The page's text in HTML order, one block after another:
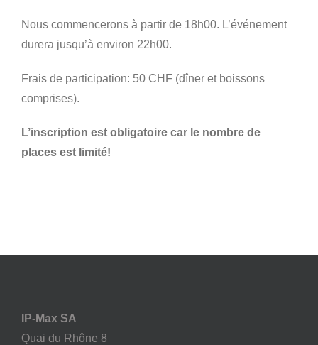
Nous commencerons à partir de 18h00. L’événement
durera jusqu’à environ 22h00.
Frais de participation: 50 CHF (dîner et boissons
comprises).
L’inscription est obligatoire car le nombre de
places est limité!
IP-Max SA
Quai du Rhône 8